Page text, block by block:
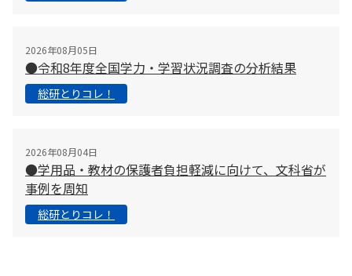
2026年08月05日
●令和8年度全国学力・学習状況調査の分析結果
総研とりコレ！
2026年08月04日
●学用品・教材の保護者負担軽減に向けて、文科省が
事例を周知
総研とりコレ！